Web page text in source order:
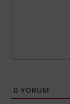
0 YORUM